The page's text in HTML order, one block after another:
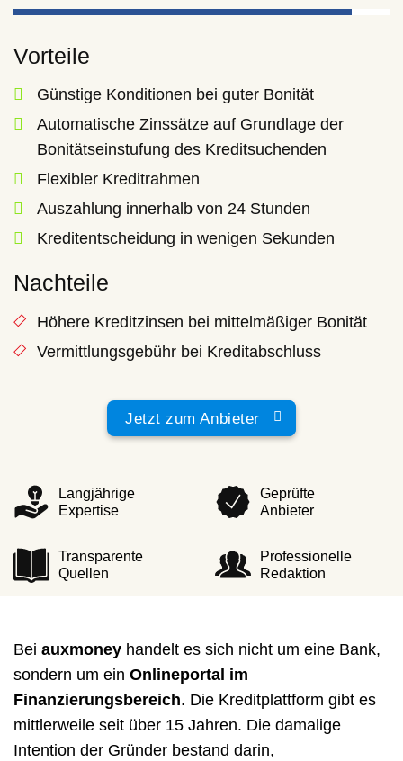
Vorteile
Günstige Konditionen bei guter Bonität
Automatische Zinssätze auf Grundlage der
Bonitätseinstufung des Kreditsuchenden
Flexibler Kreditrahmen
Auszahlung innerhalb von 24 Stunden
Kreditentscheidung in wenigen Sekunden
Nachteile
Höhere Kreditzinsen bei mittelmäßiger Bonität
Vermittlungsgebühr bei Kreditabschluss
Jetzt zum Anbieter
Langjährige
Expertise
Geprüfte
Anbieter
Transparente
Quellen
Professionelle
Redaktion
Bei auxmoney handelt es sich nicht um eine Bank,
sondern um ein Onlineportal im
Finanzierungsbereich. Die Kreditplattform gibt es
mittlerweile seit über 15 Jahren. Die damalige
Intention der Gründer bestand darin,